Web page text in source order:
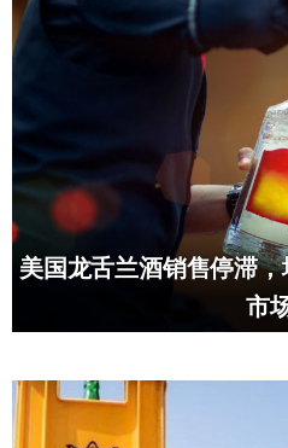
美国龙舌兰酒销售停滞
市